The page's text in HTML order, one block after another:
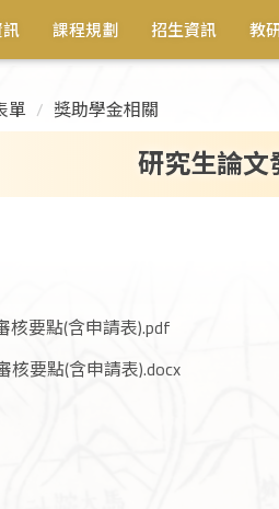
課程規劃 招生資訊 教
單 獎助學金相關
研究生論
要點(含申請表).pdf
要點(含申請表).docx